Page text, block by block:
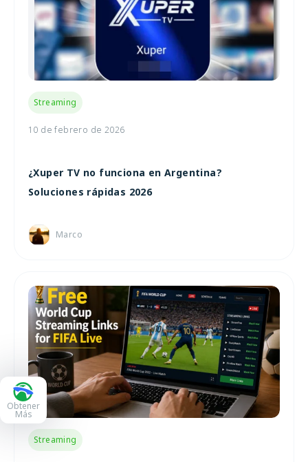
Streaming
10 de febrero de 2026
¿Xuper TV no funciona en Argentina?
Soluciones rápidas 2026
Marco
Streaming
Obtener
Más